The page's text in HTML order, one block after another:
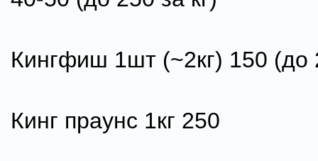
Кингфиш 1шт (~2кг) 150 (до
Кинг праунс 1кг 250